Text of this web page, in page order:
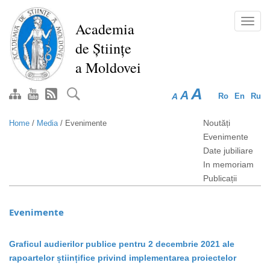
main
content
Academia
de Științe
a Moldovei
Ro En Ru
A A A
Home / Media/ Evenimente
Noutăți
Evenimente
Date jubiliare
In memoriam
Publicații
Evenimente
Graficul audierilor publice pentru 2 decembrie 2021 ale
rapoartelor științifice privind implementarea proiectelor